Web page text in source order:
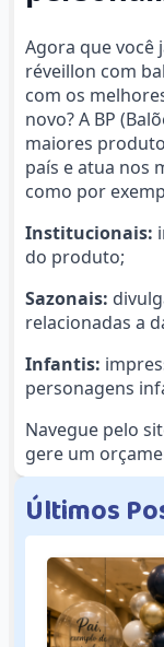
Agora que você
réveillon com
com os
novo? A BP
maiores
país e atua nos
como por
Institucionais:
do produto;
Sazonais:
relacionadas a
Infantis:
personagens
Navegue pelo
gere um
ÚltimosPo